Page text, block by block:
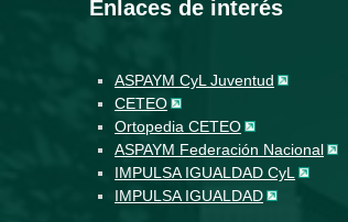
Enlaces de interés
ASPAYM CyL Juventud
CETEO
Ortopedia CETEO
ASPAYM Federación Nacional
IMPULSA IGUALDAD CyL
IMPULSA IGUALDAD